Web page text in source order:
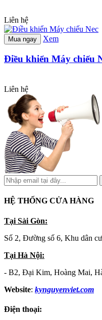
Liên hệ
Mua ngay Xem
Điều khiển Máy chiếu
Liên hệ
HỆ THỐNG CỬA HÀNG
Tại Sài Gòn:
Số 2, Đường số 6, Khu dân
Tại Hà Nội:
- B2, Đại Kim, Hoàng Mai,
Website: kynguyenviet.com
Điện thoại: